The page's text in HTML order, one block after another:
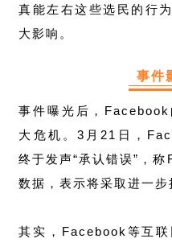
真能左右这些选民的行
大影响。
事件
事件曝光后，
大危机。3月21日，
终于发声“承认错误”，
数据，表示将采取进一步
其实，Facebook等互